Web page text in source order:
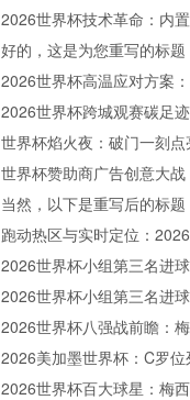
与版权暗战
2026世界杯技术革命：内
准捕捉射门瞬时极速
好的，这是为您重写的标
界杯跨境冷链餐食监管协同
突与融合路径研究**
2026世界杯高温应对方案
如何实现“冰火两重天”
2026世界杯跨城观赛碳足
放解析
世界杯焰火夜：破门一刻
世界杯赞助商广告创意大
当然，以下是重写后的标
美学：世界杯的视觉叙事
跑动热区与实时定位：
2026世界杯小组第三名进
性分析
2026世界杯小组第三名进
性分析
2026世界杯八强战前瞻：
2026美加墨世界杯：C罗
2026世界杯百大球星：梅